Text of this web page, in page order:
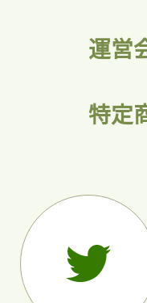
運営
特定